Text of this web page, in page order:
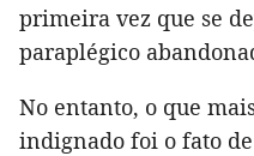
primeira vez que se
paraplégico
No entanto, o que
indignado foi o fato